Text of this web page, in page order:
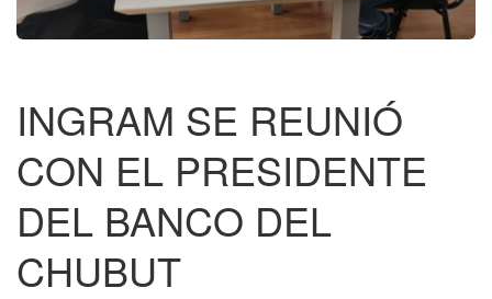
INGRAM SE REUNIÓ
CON EL PRESIDENTE
DEL BANCO DEL
CHUBUT